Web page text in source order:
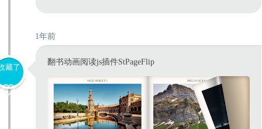
1年前
藏了
翻书动画阅读js插件StPageFlip